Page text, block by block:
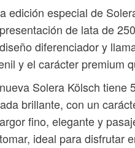
edición especial de
de lata de
diferenciador y
y el carácter premium
Solera Kölsch tiene
brillante, con un
fino, elegante y
ideal para disfrutar